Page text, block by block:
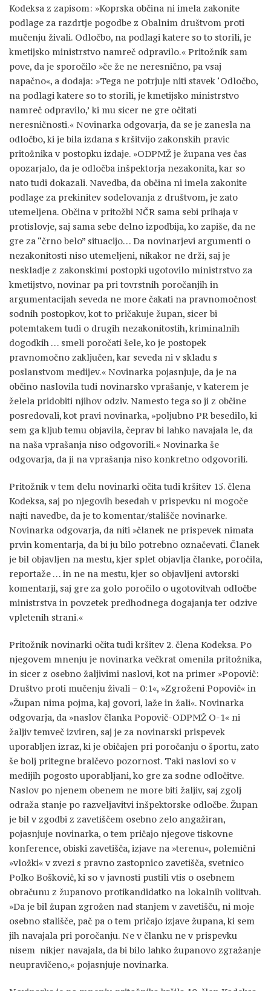
Kodeksa z zapisom: »Koprska občina ni imela zakonite
podlage za razdrtje pogodbe z Obalnim društvom proti
mučenju živali. Odločbo, na podlagi katere so to storili, je
kmetijsko ministrstvo namreč odpravilo.« Pritožnik sam
pove, da je sporočilo »če že ne neresnično, pa vsaj
napačno«, a dodaja: »Tega ne potrjuje niti stavek ‘Odločbo,
na podlagi katere so to storili, je kmetijsko ministrstvo
namreč odpravilo,’ ki mu sicer ne gre očitati
neresničnosti.« Novinarka odgovarja, da se je zanesla na
odločbo, ki je bila izdana s kršitvijo zakonskih pravic
pritožnika v postopku izdaje. »ODPMŽ je župana ves čas
opozarjalo, da je odločba inšpektorja nezakonita, kar so
nato tudi dokazali. Navedba, da občina ni imela zakonite
podlage za prekinitev sodelovanja z društvom, je zato
utemeljena. Občina v pritožbi NČR sama sebi prihaja v
protislovje, saj sama sebe delno izpodbija, ko zapiše, da ne
gre za “črno belo” situacijo… Da novinarjevi argumenti o
nezakonitosti niso utemeljeni, nikakor ne drži, saj je
neskladje z zakonskimi postopki ugotovilo ministrstvo za
kmetijstvo, novinar pa pri tovrstnih poročanjih in
argumentacijah seveda ne more čakati na pravnomočnost
sodnih postopkov, kot to pričakuje župan, sicer bi
potemtakem tudi o drugih nezakonitostih, kriminalnih
dogodkih … smeli poročati šele, ko je postopek
pravnomočno zaključen, kar seveda ni v skladu s
poslanstvom medijev.« Novinarka pojasnjuje, da je na
občino naslovila tudi novinarsko vprašanje, v katerem je
želela pridobiti njihov odziv. Namesto tega so ji z občine
posredovali, kot pravi novinarka, »poljubno PR besedilo, ki
sem ga kljub temu objavila, čeprav bi lahko navajala le, da
na naša vprašanja niso odgovorili.« Novinarka še
odgovarja, da ji na vprašanja niso konkretno odgovorili.
Pritožnik v tem delu novinarki očita tudi kršitev 15. člena
Kodeksa, saj po njegovih besedah v prispevku ni mogoče
najti navedbe, da je to komentar/stališče novinarke.
Novinarka odgovarja, da niti »članek ne prispevek nimata
prvin komentarja, da bi ju bilo potrebno označevati. Članek
je bil objavljen na mestu, kjer splet objavlja članke, poročila,
reportaže … in ne na mestu, kjer so objavljeni avtorski
komentarji, saj gre za golo poročilo o ugotovitvah odločbe
ministrstva in povzetek predhodnega dogajanja ter odzive
vpletenih strani.«
Pritožnik novinarki očita tudi kršitev 2. člena Kodeksa. Po
njegovem mnenju je novinarka večkrat omenila pritožnika,
in sicer z osebno žaljivimi naslovi, kot na primer »Popovič:
Društvo proti mučenju živali – 0:1«, »Zgroženi Popovič« in
»Župan nima pojma, kaj govori, laže in žali«. Novinarka
odgovarja, da »naslov članka Popovič-ODPMŽ O-1« ni
žaljiv temveč izviren, saj je za novinarski prispevek
uporabljen izraz, ki je običajen pri poročanju o športu, zato
še bolj pritegne bralčevo pozornost. Taki naslovi so v
medijih pogosto uporabljani, ko gre za sodne odločitve.
Naslov po njenem obenem ne more biti žaljiv, saj zgolj
odraža stanje po razveljavitvi inšpektorske odločbe. Župan
je bil v zgodbi z zavetiščem osebno zelo angažiran,
pojasnjuje novinarka, o tem pričajo njegove tiskovne
konference, obiski zavetišča, izjave na »terenu«, polemični
»vložki« v zvezi s pravno zastopnico zavetišča, svetnico
Polko Boškovič, ki so v javnosti pustili vtis o osebnem
obračunu z županovo protikandidatko na lokalnih volitvah.
»Da je bil župan zgrožen nad stanjem v zavetišču, ni moje
osebno stališče, pač pa o tem pričajo izjave župana, ki sem
jih navajala pri poročanju. Ne v članku ne v prispevku
nisem nikjer navajala, da bi bilo lahko županovo zgražanje
neupravičeno,« pojasnjuje novinarka.